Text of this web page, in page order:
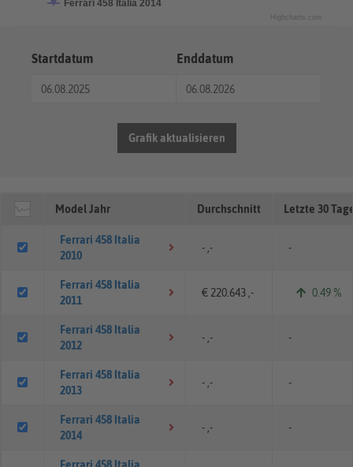
Ferrari 458 Italia 2014
Highcharts.com
Startdatum Enddatum
Grafik aktualisieren
Model Jahr Durchschnitt Letzte 30
Ferrari 458 Italia
2010
- ,- -
Ferrari 458 Italia
2011
€ 220.643 ,- 0.49 %
Ferrari 458 Italia
2012
- ,- -
Ferrari 458 Italia
2013
- ,- -
Ferrari 458 Italia
2014
- ,- -